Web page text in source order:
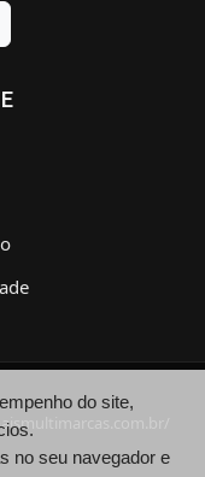
do site,
no seu navegador e